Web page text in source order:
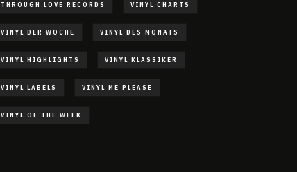
THROUGH LOVE RECORDS VINYL CHARTS
VINYL DER WOCHE VINYL DES MONATS
VINYL HIGHLIGHTS VINYL KLASSIKER
VINYL LABELS VINYL ME PLEASE
VINYL OF THE WEEK